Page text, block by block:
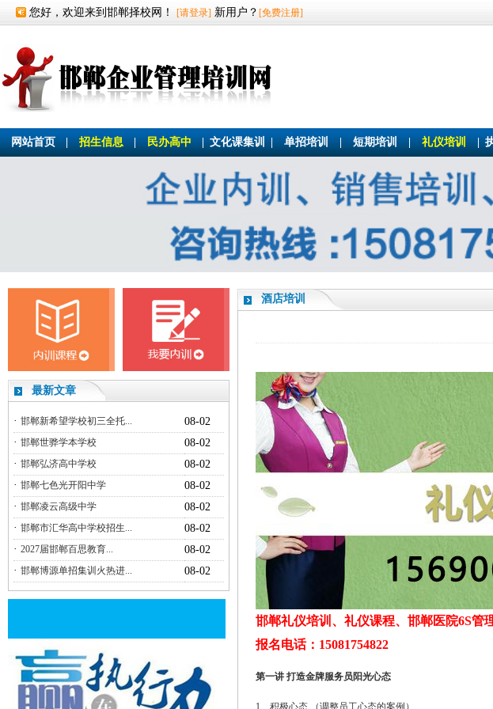
您好，欢迎来到邯郸择校网！ [请登录] 新用户？ [免费注册]
网站首页 招生信息 民办高中 文化课集训 单招培训 短期培训 礼仪培训
最新文章
· 邯郸新希望学校初三全托...
08-02
· 邯郸世骅学本学校
08-02
· 邯郸弘济高中学校
08-02
· 邯郸七色光开阳中学
08-02
· 邯郸凌云高级中学
08-02
· 邯郸市汇华高中学校招生...
08-02
· 2027届邯郸百思教育...
08-02
· 邯郸博源单招集训火热进... 08-02
酒店培训
邯郸礼仪培训、礼仪课程、邯郸医院6S管
报名电话：15081754822
第一讲 打造金牌服务员阳光心态
1、积极心态 （调整员工心态的案例）